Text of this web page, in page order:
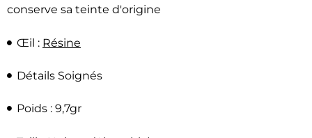
conserve sa teinte d'origine
Œil : Résine
Détails Soignés
Poids : 9,7gr